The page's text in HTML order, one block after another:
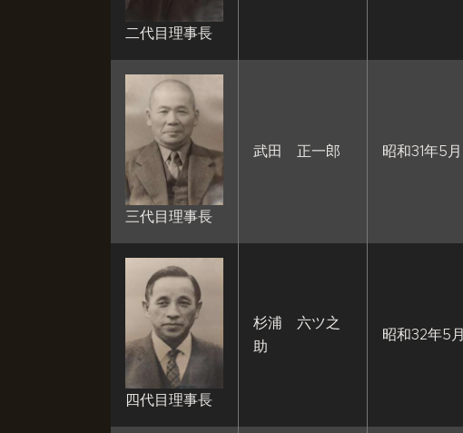
二代目理事長
三代目理事長
武田 正一郎 昭和31年5月
四代目理事長
杉浦 六ツ之
助
昭和32年5月